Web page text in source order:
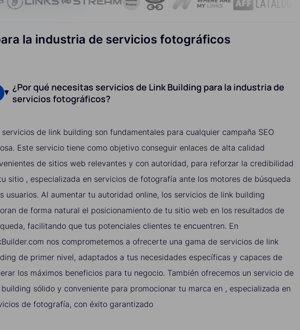
la industria de servicios fotográficos
¿Por qué necesitas servicios de Link Building para la industria de
servicios fotográficos?
servicios de link building son fundamentales para cualquier campaña SEO
Este servicio tiene como objetivo conseguir enlaces de alta calidad
de sitios web relevantes y con autoridad, para reforzar la credibilidad
sitio , especializada en servicios de fotografía ante los motores de búsqueda
usuarios. Al aumentar tu autoridad online, los servicios de link building
de forma natural el posicionamiento de tu sitio web en los resultados de
facilitando que tus potenciales clientes te encuentren. En
nos comprometemos a ofrecerte una gama de servicios de link
de primer nivel, adaptados a tus necesidades específicas y capaces de
los máximos beneficios para tu negocio. También ofrecemos un servicio de
building sólido y conveniente para promocionar tu marca en , especializada en
de fotografía, con éxito garantizado